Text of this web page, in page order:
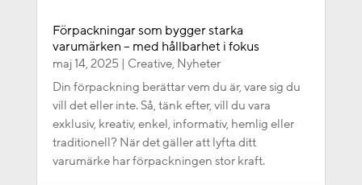
Förpackningar som bygger starka
varumärken – med hållbarhet i fokus
maj 14, 2025 | Creative, Nyheter
Din förpackning berättar vem du är, vare sig du
vill det eller inte. Så, tänk efter, vill du vara
exklusiv, kreativ, enkel, informativ, hemlig eller
traditionell? När det gäller att lyfta ditt
varumärke har förpackningen stor kraft.